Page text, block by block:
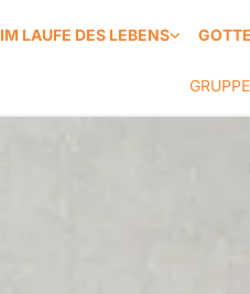
IM LAUFE DES LEBENS